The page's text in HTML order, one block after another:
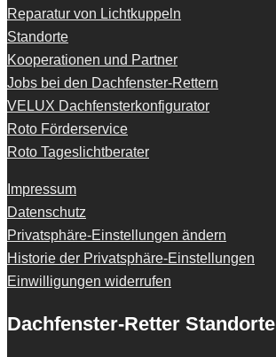
Reparatur von Lichtkuppeln
Standorte
Kooperationen und Partner
Jobs bei den Dachfenster-Rettern
VELUX Dachfensterkonfigurator
Roto Förderservice
Roto Tageslichtberater
Impressum
Datenschutz
Privatsphäre-Einstellungen ändern
Historie der Privatsphäre-Einstellungen
Einwilligungen widerrufen
Dachfenster-Retter Standorte